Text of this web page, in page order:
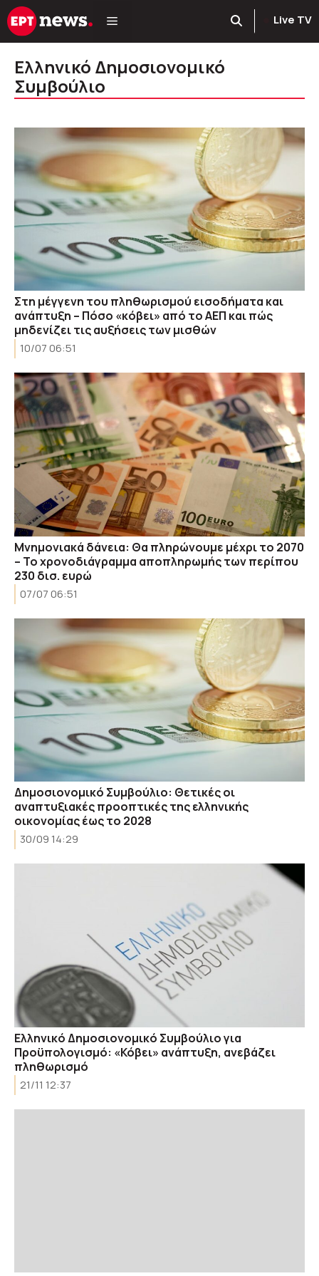
Μετάβαση
σε
Live TV
Ελληνικό Δημοσιονομικό
Συμβούλιο
Στη μέγγενη του πληθωρισμού εισοδήματα και
ανάπτυξη – Πόσο «κόβει» από το ΑΕΠ και πώς
μηδενίζει τις αυξήσεις των μισθών
10/07 06:51
Μνημονιακά δάνεια: Θα πληρώνουμε μέχρι το 2070
– Το χρονοδιάγραμμα αποπληρωμής των περίπου
230 δισ. ευρώ
07/07 06:51
Δημοσιονομικό Συμβούλιο: Θετικές οι
αναπτυξιακές προοπτικές της ελληνικής
οικονομίας έως το 2028
30/09 14:29
Ελληνικό Δημοσιονομικό Συμβούλιο για
Προϋπολογισμό: «Κόβει» ανάπτυξη, ανεβάζει
πληθωρισμό
21/11 12:37